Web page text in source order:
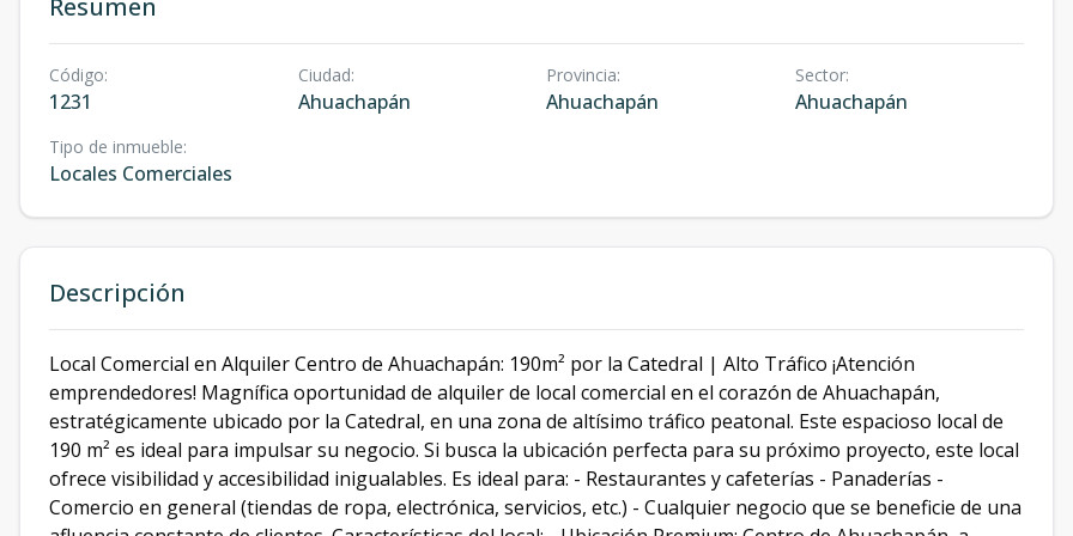
Resumen
Código:
1231
Ciudad:
Ahuachapán
Provincia:
Ahuachapán
Sector:
Ahuachapán
Tipo de inmueble:
Locales Comerciales
Descripción
Local Comercial en Alquiler Centro de Ahuachapán: 190m² por la Catedral | Alto Tráfico ¡Atención
emprendedores! Magnífica oportunidad de alquiler de local comercial en el corazón de Ahuachapán,
estratégicamente ubicado por la Catedral, en una zona de altísimo tráfico peatonal. Este espacioso local de
190 m² es ideal para impulsar su negocio. Si busca la ubicación perfecta para su próximo proyecto, este local
ofrece visibilidad y accesibilidad inigualables. Es ideal para: - Restaurantes y cafeterías - Panaderías -
Comercio en general (tiendas de ropa, electrónica, servicios, etc.) - Cualquier negocio que se beneficie de una